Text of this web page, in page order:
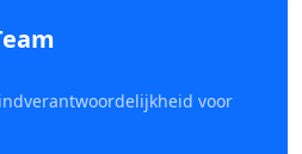
voor